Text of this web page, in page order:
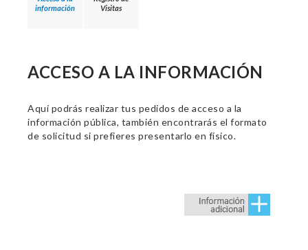
información
Visitas
ACCESO A LA INFORMACIÓN
Aquí podrás realizar tus pedidos de acceso a la
información pública, también encontrarás el formato
de solicitud si prefieres presentarlo en físico.